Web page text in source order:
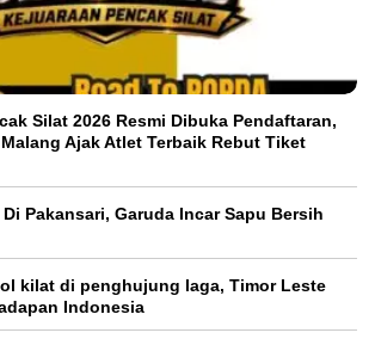
Silat 2026 Resmi Dibuka Pendaftaran,
Ajak Atlet Terbaik Rebut Tiket
Pakansari, Garuda Incar Sapu Bersih
kilat di penghujung laga, Timor Leste
Indonesia